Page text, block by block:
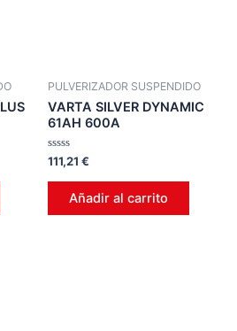
PULVERIZADOR SUSPENDIDO
VARTA SILVER DYNAMIC
61AH 600A
Valorado
0
111,21 €
Añadir al carrito